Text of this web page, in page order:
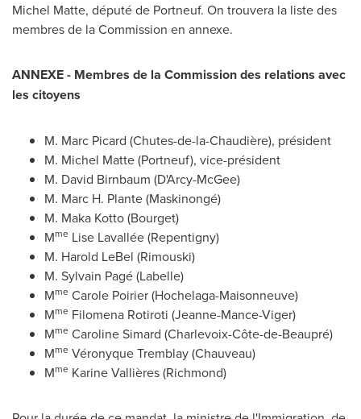
Michel Matte, député de Portneuf. On trouvera la liste des
membres de la Commission en annexe.
ANNEXE - Membres de la Commission des relations avec
les citoyens
M. Marc Picard (Chutes-de-la-Chaudière), président
M. Michel Matte(Portneuf), vice-président
M. David Birnbaum (D'Arcy-McGee)
M. Marc H. Plante(Maskinongé)
M. Maka Kotto(Bourget)
Mme Lise Lavallée (Repentigny)
M. Harold LeBel (Rimouski)
M. Sylvain Pagé (Labelle)
Mme Carole Poirier(Hochelaga-Maisonneuve)
Mme Filomena Rotiroti (Jeanne-Mance-Viger)
Mme Caroline Simard (Charlevoix-Côte-de-Beaupré)
Mme VéronyqueTremblay (Chauveau)
Mme Karine Vallières (Richmond)